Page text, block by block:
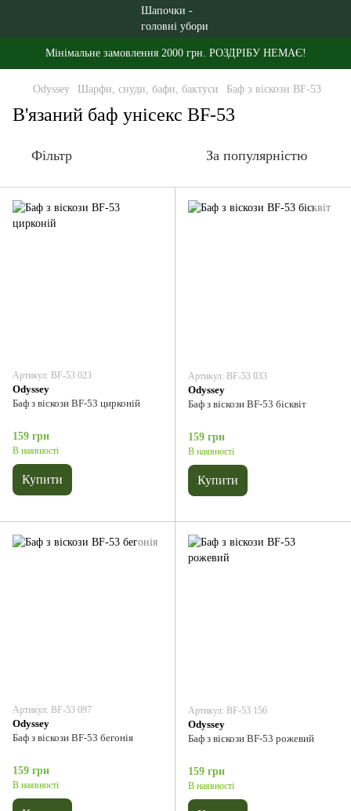
Мінімальне замовлення 2000 грн. РОЗДРІБУ НЕМАЄ!
Odyssey Шарфи, снуди, бафи, бактуси Баф з віскози BF-53
В'язаний баф унісекс BF-53
Фільтр За популярністю
Артикул: BF-53 023
Odyssey
Баф з віскози BF-53 цирконій
159 грн
В наявності
Купити
Артикул: BF-53 033
Odyssey
Баф з віскози BF-53 бісквіт
159 грн
В наявності
Купити
Артикул: BF-53 097
Odyssey
Баф з віскози BF-53 бегонія
159 грн
В наявності
Артикул: BF-53 156
Odyssey
Баф з віскози BF-53 рожевий
159 грн
В наявності